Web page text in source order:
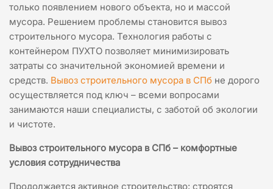
только появлением нового объекта, но и массой
мусора. Решением проблемы становится вывоз
строительного мусора. Технология работы с
контейнером ПУХТО позволяет минимизировать
затраты со значительной экономией времени и
средств. Вывоз строительного мусора в СПб не дорого
осуществляется под ключ – всеми вопросами
занимаются наши специалисты, с заботой об экологии
и чистоте.
Вывоз строительного мусора в СПб – комфортные
условия сотрудничества
Продолжается активное строительство: строятся